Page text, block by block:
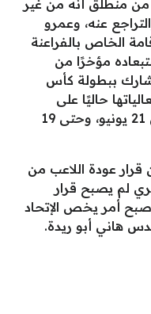
منطلق أنه من غير
عنه، وعمرو
الخاص بالفراعنة
مؤخرًا من
ببطولة كأس
فعالياتها حاليًا على
الأراضي المصرية خلال الفترة من 21 يونيو، وحتى 19
عودة اللاعب من
لم يصبح قرار
أمر يخص الإتحاد
هاني أبو ريدة.